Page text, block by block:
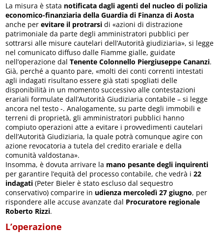
La misura è stata notificata dagli agenti del nucleo di polizia
economico-finanziaria della Guardia di Finanza di Aosta
anche perevitare il protrarsi di «azioni di distrazione
patrimoniale da parte degli amministratori pubblici per
sottrarsi alle misure cautelari dell’Autorità giudiziaria», si legge
nel comunicato diffuso dalle Fiamme gialle, guidate
nell’operazione dalTenente Colonnello Piergiuseppe Cananzi.
Già, perché a quanto pare, «molti dei conti correnti intestati
agli indagati risultano essere già stati spogliati delle
disponibilità in un momento successivo alle contestazioni
erariali formulate dall’Autorità Giudiziaria contabile – si legge
ancora nel testo -. Analogamente, su parte degli immobili e
terreni di proprietà, gli amministratori pubblici hanno
compiuto operazioni atte a evitare i provvedimenti cautelari
dell’Autorità Giudiziaria, la quale potrà comunque agire con
azione revocatoria a tutela del credito erariale e della
comunità valdostana».
Insomma, è dovuta arrivare la mano pesante degli inquirenti
per garantire l’equità del processo contabile, che vedrà i22
indagati (Peter Bieler è stato escluso dal sequestro
conservativo) comparire in udienza mercoledì 27 giugno, per
rispondere alle accuse avanzate dal Procuratore regionale
Roberto Rizzi.
L’operazione